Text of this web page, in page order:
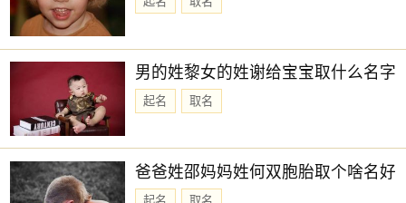
男的姓黎女的姓谢给宝宝取什么名字
起名 取名
爸爸姓邵妈妈姓何双胞胎取个啥名好